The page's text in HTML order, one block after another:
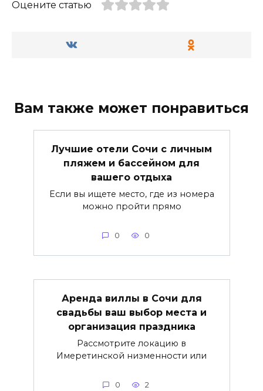
Оцените статью
Вам также может понравиться
Лучшие отели Сочи с личным
пляжем и бассейном для
вашего отдыха
Если вы ищете место, где из номера
можно пройти прямо
0 0
Аренда виллы в Сочи для
свадьбы ваш выбор места и
организация праздника
Рассмотрите локацию в
Имеретинской низменности или
0 2